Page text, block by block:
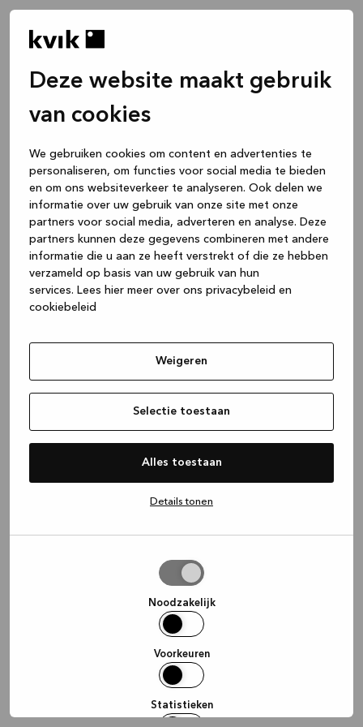
Deze website maakt gebruik
van cookies
We gebruiken cookies om content en advertenties te
personaliseren, om functies voor social media te bieden
en om ons websiteverkeer te analyseren. Ook delen we
informatie over uw gebruik van onze site met onze
partners voor social media, adverteren en analyse. Deze
partners kunnen deze gegevens combineren met andere
informatie die u aan ze heeft verstrekt of die ze hebben
verzameld op basis van uw gebruik van hun
services. Lees hier meer over ons privacybeleid en
cookiebeleid
Weigeren
Selectie toestaan
Alles toestaan
Details tonen
Noodzakelijk
Voorkeuren
Statistieken
(see the browser console for more
information).